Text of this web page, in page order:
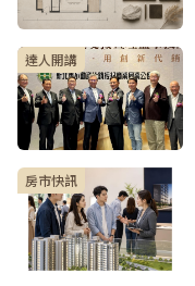
達人開講
房市快訊